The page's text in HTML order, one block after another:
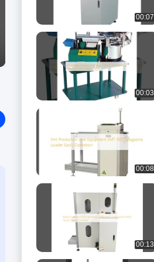
00:07
00:03
00:08
00:13